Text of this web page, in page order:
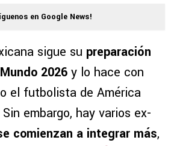
en Google News!
sigue su preparación
2026 y lo hace con
el futbolista de América
embargo, hay varios ex-
comienzan a integrar más,